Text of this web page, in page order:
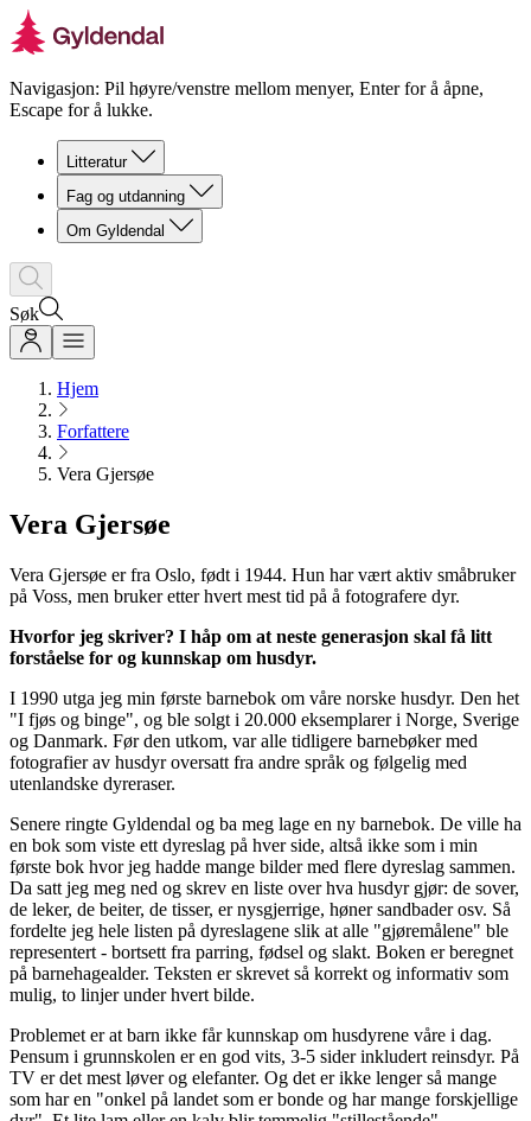
Navigasjon: Pil høyre/venstre mellom menyer, Enter for å åpne,
Escape for å lukke.
Litteratur
Fag og utdanning
Om Gyldendal
Søk
Hjem
Forfattere
Vera Gjersøe
Vera Gjersøe
Vera Gjersøe er fra Oslo, født i 1944. Hun har vært aktiv småbruker
på Voss, men bruker etter hvert mest tid på å fotografere dyr.
Hvorfor jeg skriver? I håp om at neste generasjon skal få litt
forståelse for og kunnskap om husdyr.
I 1990 utga jeg min første barnebok om våre norske husdyr. Den het
"I fjøs og binge", og ble solgt i 20.000 eksemplarer i Norge, Sverige
og Danmark. Før den utkom, var alle tidligere barnebøker med
fotografier av husdyr oversatt fra andre språk og følgelig med
utenlandske dyreraser.
Senere ringte Gyldendal og ba meg lage en ny barnebok. De ville ha
en bok som viste ett dyreslag på hver side, altså ikke som i min
første bok hvor jeg hadde mange bilder med flere dyreslag sammen.
Da satt jeg meg ned og skrev en liste over hva husdyr gjør: de sover,
de leker, de beiter, de tisser, er nysgjerrige, høner sandbader osv. Så
fordelte jeg hele listen på dyreslagene slik at alle "gjøremålene" ble
representert - bortsett fra parring, fødsel og slakt. Boken er beregnet
på barnehagealder. Teksten er skrevet så korrekt og informativ som
mulig, to linjer under hvert bilde.
Problemet er at barn ikke får kunnskap om husdyrene våre i dag.
Pensum i grunnskolen er en god vits, 3-5 sider inkludert reinsdyr. På
TV er det mest løver og elefanter. Og det er ikke lenger så mange
som har en "onkel på landet som er bonde og har mange forskjellige